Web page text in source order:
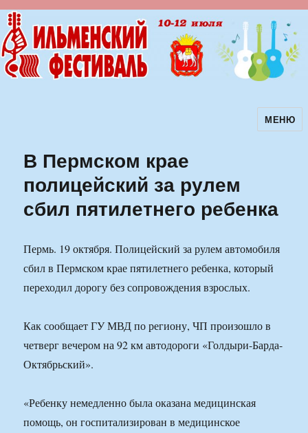
Ильменский фестиваль авторскойМЕНЮ
В Пермском крае
полицейский за рулем
сбил пятилетнего ребенка
Пермь. 19 октября. Полицейский за рулем автомобиля
сбил в Пермском крае пятилетнего ребенка, который
переходил дорогу без сопровождения взрослых.
Как сообщает ГУ МВД по региону, ЧП произошло в
четверг вечером на 92 км автодороги «Голдыри-Барда-
Октябрьский».
«Ребенку немедленно была оказана медицинская
помощь, он госпитализирован в медицинское